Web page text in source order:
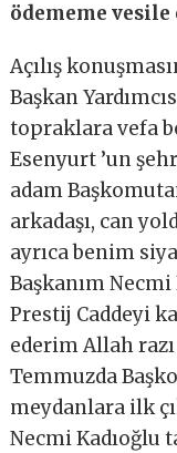
ödememe vesile
Açılış
Başkan
topraklara vefa
Esenyurt ’un
adam
arkadaşı, can
ayrıca benim
Başkanım Necmi
Prestij Caddeyi
ederim Allah razı
Temmuzda
meydanlara ilk
Necmi Kadıoğlu